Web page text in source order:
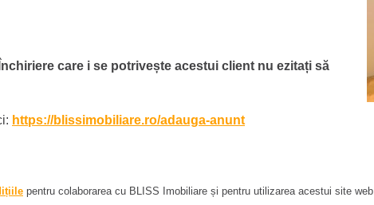
care i se potrivește acestui client nu ezitați să
https://blissimobiliare.ro/adauga-anunt
pentru colaborarea cu BLISS Imobiliare și pentru utilizarea acestui site web.